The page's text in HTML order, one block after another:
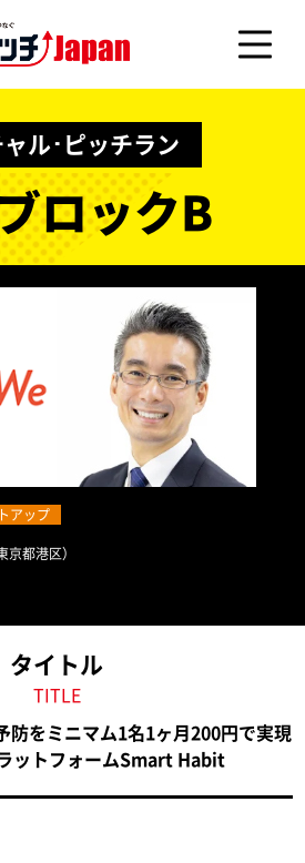
ャル･ピッチラン
ロックB
アップ
京都港区）
タイトル
TITLE
防をミニマム1名1ヶ月200円で実現
ットフォームSmart Habit